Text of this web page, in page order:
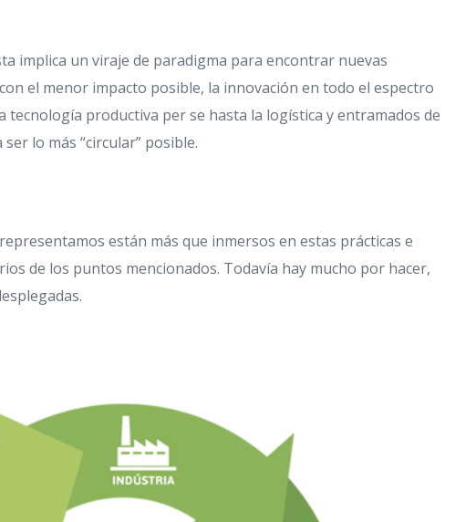
implica un viraje de paradigma para encontrar nuevas
el menor impacto posible, la innovación en todo el espectro
tecnología productiva per se hasta la logística y entramados de
lo más “circular” posible.
están más que inmersos en estas prácticas e
de los puntos mencionados. Todavía hay mucho por hacer,